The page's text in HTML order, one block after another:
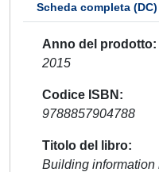
Scheda completa (DC)
Anno del prodotto
2015
Codice ISBN
9788857904788
Titolo del libro
Building